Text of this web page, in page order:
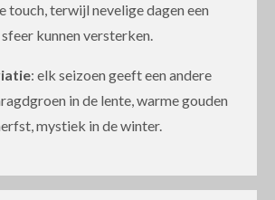
touch, terwijl nevelige dagen een
kunnen versterken.
: elk seizoen geeft een andere
in de lente, warme gouden
mystiek in de winter.